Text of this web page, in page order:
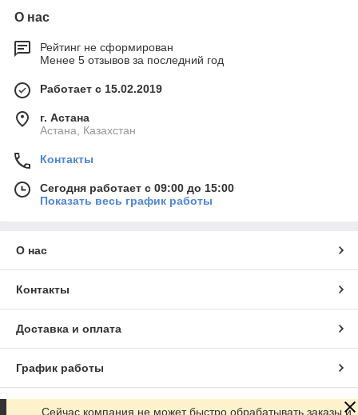
О нас
Рейтинг не сформирован
Менее 5 отзывов за последний год
Работает с 15.02.2019
г. Астана
Астана, Казахстан
Контакты
Сегодня работает с 09:00 до 15:00
Показать весь график работы
О нас
Контакты
Доставка и оплата
График работы
Полная версия сайта
Сейчас компания не может быстро обрабатывать заказы и